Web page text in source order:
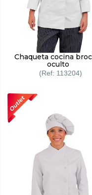
Chaqueta cocina
oculto
113204